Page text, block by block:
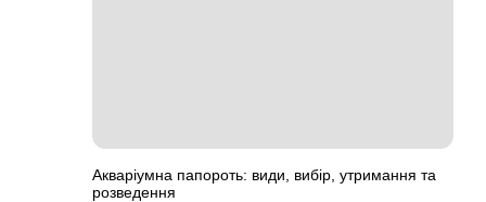
Акваріумна папороть: види, вибір, утримання та
розведення